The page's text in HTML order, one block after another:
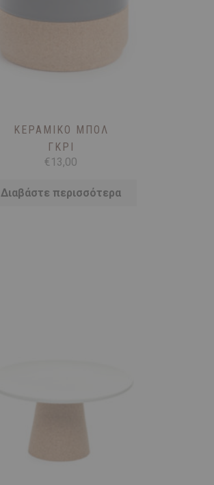
ΚΕΡΑΜΙΚΌ ΜΠΟΛ
ΓΚΡΊ
€ 13,00
Διαβάστε περισσότερα